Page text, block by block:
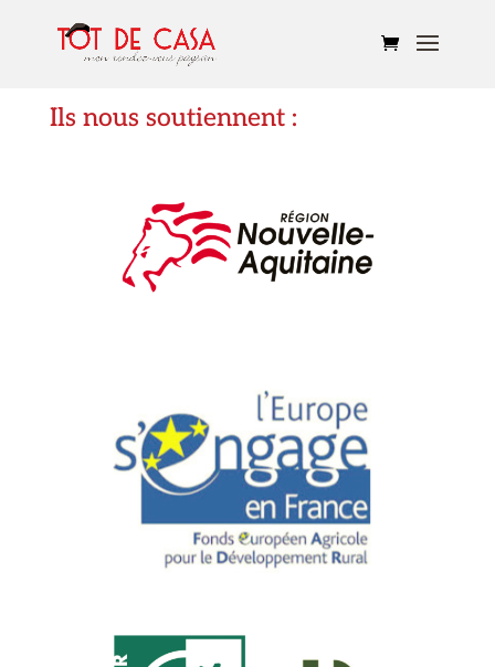
Ils nous soutiennent :